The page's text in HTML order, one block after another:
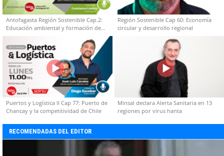
Antofagasta Región Sostenible Cap.2:
Educación ambiental y formación de
capacidades técnicas
Región Sostenible Cap 60: Economía
circular y desarrollo regional
Puertos y Logística II Cap 77: Puerto de
Chancay y la competitividad de Chile
Minsal declara Alerta Sanitaria en 13
regiones por virus hanta
RECOMENDADAS DEL EDITOR